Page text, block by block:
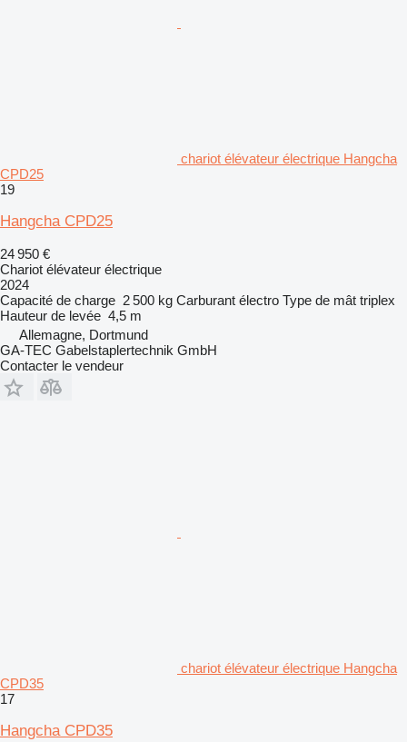
chariot élévateur électrique Hangcha
CPD25
19
Hangcha CPD25
24 950 €
Chariot élévateur électrique
2024
Capacité de charge 2 500 kg Carburant électro Type de mât triplex
Hauteur de levée 4,5 m
Allemagne, Dortmund
GA-TEC Gabelstaplertechnik GmbH
Contacter le vendeur
chariot élévateur électrique Hangcha
CPD35
17
Hangcha CPD35